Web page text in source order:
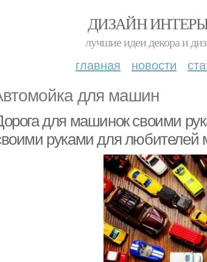
ДИЗАЙН
лучшие идеи декора и
главная новости
для машин
для машинок своими
руками для любителей